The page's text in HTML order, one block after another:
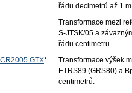
řádu decimetrů až 1
Transformace mezi
S-JTSK/05 a
řádu centimetrů.
CR2005.GTX*
Transformace výšek
ETRS89 (GRS80) a
centimetrů.